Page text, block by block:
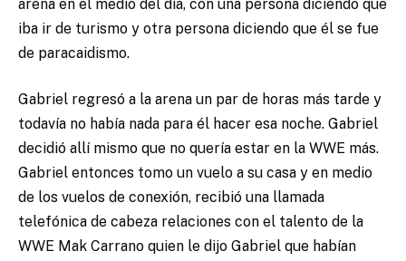
arena en el medio del día, con una persona diciendo que
iba ir de turismo y otra persona diciendo que él se fue
de paracaidismo.
Gabriel regresó a la arena un par de horas más tarde y
todavía no había nada para él hacer esa noche. Gabriel
decidió allí mismo que no quería estar en la WWE más.
Gabriel entonces tomo un vuelo a su casa y en medio
de los vuelos de conexión, recibió una llamada
telefónica de cabeza relaciones con el talento de la
WWE Mak Carrano quien le dijo Gabriel que habían